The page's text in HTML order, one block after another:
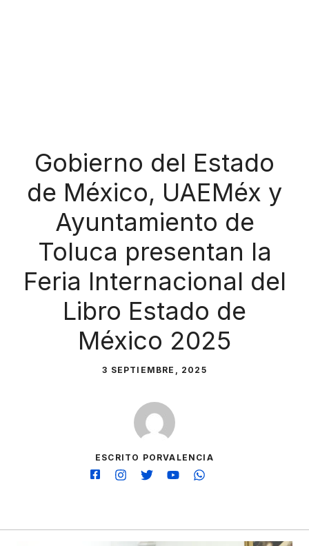
Gobierno del Estado
de México, UAEMéx y
Ayuntamiento de
Toluca presentan la
Feria Internacional del
Libro Estado de
México 2025
3 SEPTIEMBRE, 2025
ESCRITO PORVALENCIA